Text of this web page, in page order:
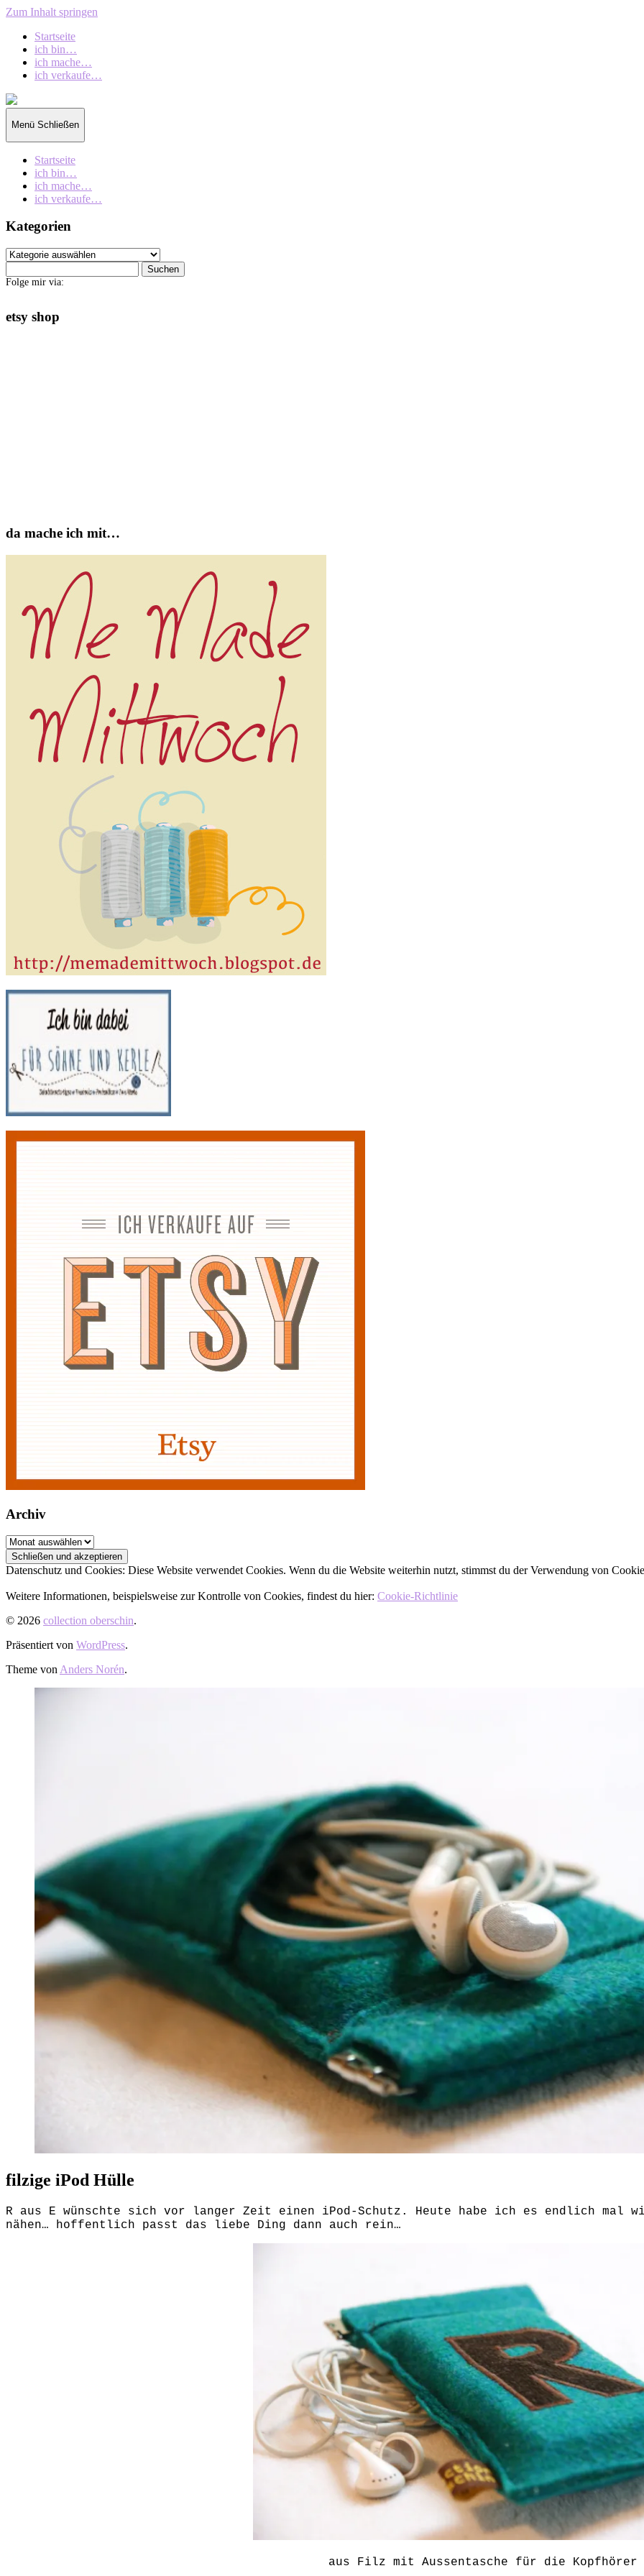
Zum Inhalt springen
Startseite
ich bin…
ich mache…
ich verkaufe…
collection
oberschin
Menü Schließen
Startseite
ich bin…
ich mache…
ich verkaufe…
Kategorien
Kategorien
nach:
Folge mir via:
etsy shop
da mache ich mit…
Archiv
Archiv
Datenschutz und Cookies: Diese Website verwendet Cookies. Wenn du die Website weiterhin nutzt, stimmst du der Verwendung von
Weitere Informationen, beispielsweise zur Kontrolle von Cookies, findest du hier: Cookie-Richtlinie
© 2026 collection oberschin.
Präsentiert von WordPress.
Theme vonAnders Norén.
filzige iPod Hülle
R aus E wünschte sich vor langer Zeit einen iPod-Schutz. Heute habe ich es endlich mal
nähen… hoffentlich passt das liebe Ding dann auch rein…
aus Filz mit Aussentasche für die Kopfhörer